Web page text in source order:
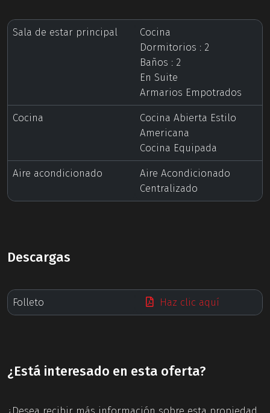
Sala de estar principal
Cocina
Dormitorios : 2
Baños : 2
En Suite
Armarios Empotrados
Cocina
Cocina Abierta Estilo
Americana
Cocina Equipada
Aire acondicionado
Aire Acondicionado
Centralizado
Descargas
Folleto Haz clic aquí
¿Está interesado en esta oferta?